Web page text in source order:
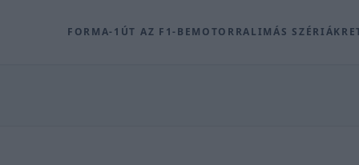
FORMA-1 ÚT AZ F1-BEMOTORRALIMÁS SZÉRIÁK